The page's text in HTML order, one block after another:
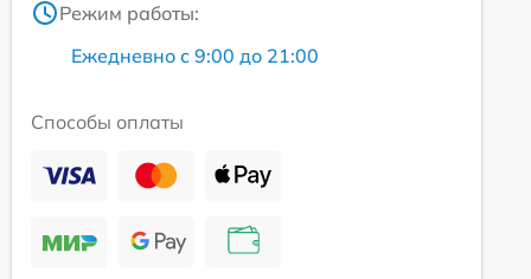
Режим работы:
Ежедневно с 9:00 до 21:00
Способы оплаты